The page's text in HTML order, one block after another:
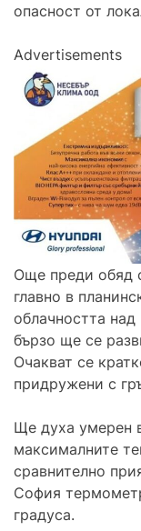
опасност от
Advertisements
Още преди обяд
главно в
облачността над
бързо ще се
Очакват се
придружени с
Ще духа умерен
максималните
сравнително
София
градуса.